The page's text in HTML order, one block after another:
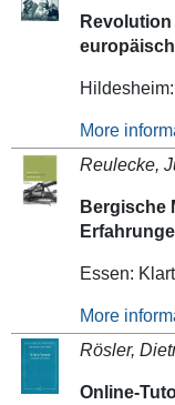
More
Reulecke,
Bergische
Essen:
More
Rösler,
Online-